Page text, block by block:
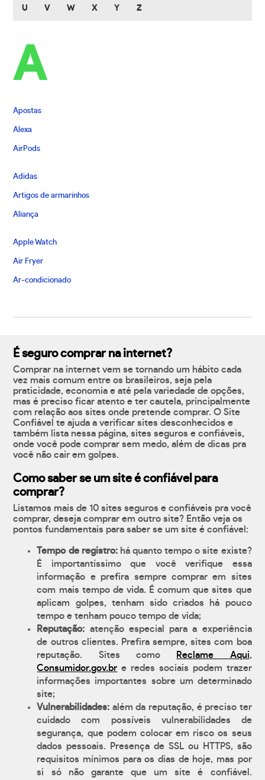
U V W X Y Z
A
Apostas
Alexa
AirPods
Adidas
Artigos de armarinhos
Aliança
Apple Watch
Air Fryer
Ar-condicionado
É seguro comprar na internet?
Comprar na internet vem se tornando um hábito cada
vez mais comum entre os brasileiros, seja pela
praticidade, economia e até pela variedade de opções,
mas é preciso ficar atento e ter cautela, principalmente
com relação aos sites onde pretende comprar. O Site
Confiável te ajuda a verificar sites desconhecidos e
também lista nessa página, sites seguros e confiáveis,
onde você pode comprar sem medo, além de dicas pra
você não cair em golpes.
Como saber se um site é confiável para
comprar?
Listamos mais de 10 sites seguros e confiáveis pra você
comprar, deseja comprar em outro site? Então veja os
pontos fundamentais para saber se um site é confiável:
Tempo de registro:há quanto tempo o site existe?
É importantíssimo que você verifique essa
informação e prefira sempre comprar em sites
com mais tempo de vida. É comum que sites que
aplicam golpes, tenham sido criados há pouco
tempo e tenham pouco tempo de vida;
Reputação: atenção especial para a experiência
de outros clientes. Prefira sempre, sites com boa
reputação. Sites como
Reclame Aqui,
Consumidor.gov.br e redes sociais podem trazer
informações importantes sobre um determinado
site;
Vulnerabilidades: além da reputação, é preciso ter
cuidado com possíveis vulnerabilidades de
segurança, que podem colocar em risco os seus
dados pessoais. Presença de SSL ou HTTPS, são
requisitos mínimos para os dias de hoje, mas por
si só não garante que um site é confiável.